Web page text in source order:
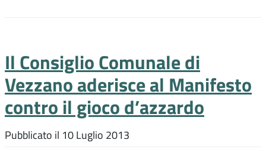
Il Consiglio Comunale di
Vezzano aderisce al Manifesto
contro il gioco d’azzardo
Pubblicato il 10 Luglio 2013